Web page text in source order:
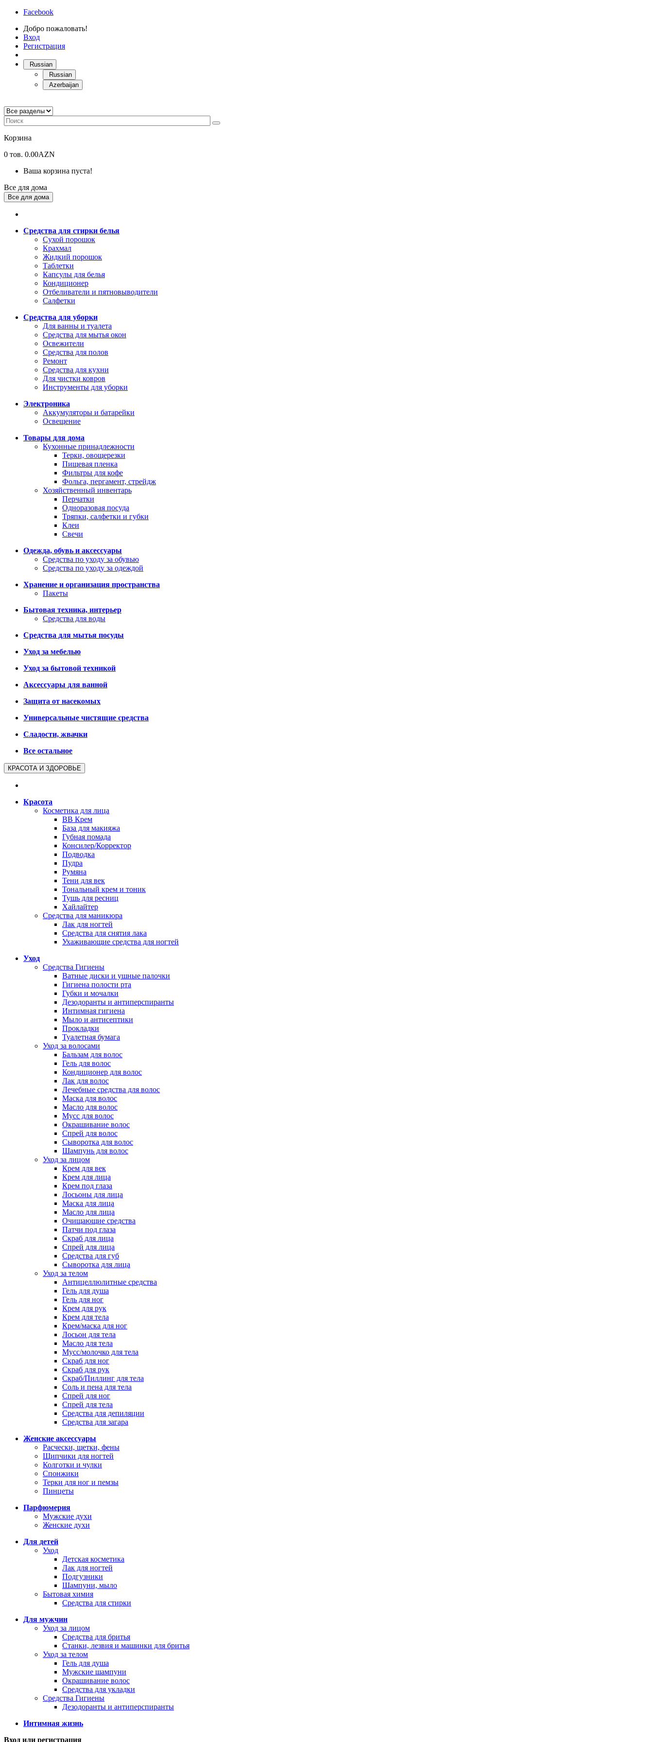
Facebook
Добро пожаловать!
Вход
Регистрация
Russian
Russian
Azerbaijan
Корзина
0 тов. 0.00AZN
Ваша корзина пуста!
Все для дома
Все для дома
Средства для стирки белья
Сухой порошок
Крахмал
Жидкий порошок
Таблетки
Капсулы для белья
Кондиционер
Отбеливатели и пятновыводители
Салфетки
Средства для уборки
Для ванны и туалета
Средства для мытья окон
Освежители
Средства для полов
Ремонт
Средства для кухни
Для чистки ковров
Инструменты для уборки
Электроника
Аккумуляторы и батарейки
Освещение
Товары для дома
Кухонные принадлежности
Терки, овощерезки
Пищевая пленка
Фильтры для кофе
Фольга, пергамент, стрейдж
Хозяйственный инвентарь
Перчатки
Одноразовая посуда
Тряпки, салфетки и губки
Клеи
Свечи
Одежда, обувь и аксессуары
Средства по уходу за обувью
Средства по уходу за одеждой
Хранение и организация пространства
Пакеты
Бытовая техника, интерьер
Средства для воды
Средства для мытья посуды
Уход за мебелью
Уход за бытовой техникой
Аксессуары для ванной
Защита от насекомых
Универсальные чистящие средства
Сладости, жвачки
Все остальное
КРАСОТА И ЗДОРОВЬЕ
Красота
Косметика для лица
BB Крем
База для макияжа
Губная помада
Консилер/Корректор
Подводка
Пудра
Румяна
Тени для век
Тональный крем и тоник
Тушь для ресниц
Хайлайтер
Средства для маникюра
Лак для ногтей
Средства для снятия лака
Ухаживающие средства для ногтей
Уход
Средства Гигиены
Ватные диски и ушные палочки
Гигиена полости рта
Губки и мочалки
Дезодоранты и антиперспиранты
Интимная гигиена
Мыло и антисептики
Прокладки
Туалетная бумага
Уход за волосами
Бальзам для волос
Гель для волос
Кондиционер для волос
Лак для волос
Лечебные средства для волос
Маска для волос
Масло для волос
Мусс для волос
Окрашивание волос
Спрей для волос
Сыворотка для волос
Шампунь для волос
Уход за лицом
Крем для век
Крем для лица
Крем под глаза
Лосьоны для лица
Маска для лица
Масло для лица
Очищающие средства
Патчи под глаза
Скраб для лица
Спрей для лица
Средства для губ
Сыворотка для лица
Уход за телом
Антицеллюлитные средства
Гель для душа
Гель для ног
Крем для рук
Крем для тела
Крем/маска для ног
Лосьон для тела
Масло для тела
Мусс/молочко для тела
Скраб для ног
Скраб для рук
Скраб/Пиллинг для тела
Соль и пена для тела
Спрей для ног
Спрей для тела
Средства для депиляции
Средства для загара
Женские аксессуары
Расчески, щетки, фены
Щипчики для ногтей
Колготки и чулки
Спонжики
Терки для ног и пемзы
Пинцеты
Парфюмерия
Мужские духи
Женские духи
Для детей
Уход
Детская косметика
Лак для ногтей
Подгузники
Шампуни, мыло
Бытовая химия
Средства для стирки
Для мужчин
Уход за лицом
Средства для бритья
Станки, лезвия и машинки для бритья
Уход за телом
Гель для душа
Мужские шампуни
Окрашивание волос
Средства для укладки
Средства Гигиены
Дезодоранты и антиперспиранты
Интимная жизнь
Вход или регистрация